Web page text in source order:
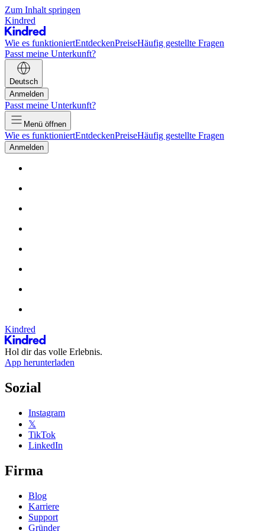
Zum Inhalt springen
Kindred
Wie es funktioniertEntdeckenPreiseHäufig gestellte Fragen
Passt meine Unterkunft?
Deutsch
Anmelden
Passt meine Unterkunft?
Menü öffnen
Wie es funktioniertEntdeckenPreiseHäufig gestellte Fragen
Anmelden
Kindred
Hol dir das volle Erlebnis.
App herunterladen
Sozial
Instagram
𝕏
TikTok
LinkedIn
Firma
Blog
Karriere
Support
Gründer